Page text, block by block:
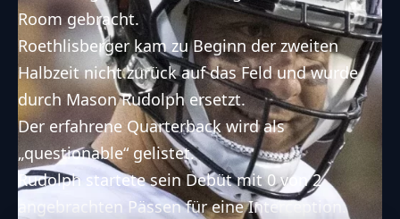
Room gebracht.
Roethlisberger kam zu Beginn der zweiten
Halbzeit nicht zurück auf das Feld und wurde
durch Mason Rudolph ersetzt.
Der erfahrene Quarterback wird als
„questionable“ gelistet.
Rudolph startete sein Debüt mit 0 von 2
angebrachten Pässen für eine Interception.